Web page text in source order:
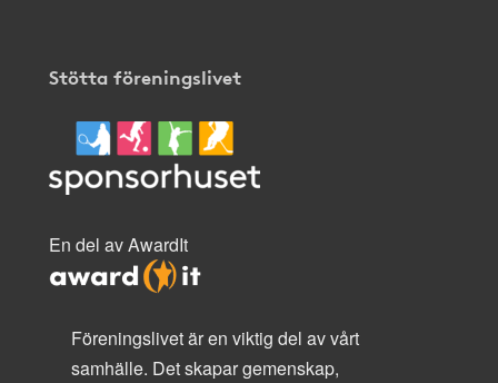
Stötta föreningslivet
En del av AwardIt
Föreningslivet är en viktig del av vårt
samhälle. Det skapar gemenskap,